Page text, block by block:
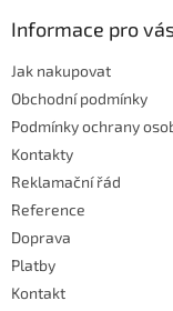
Informace pro
Jak nakupovat
Obchodní podmínky
Podmínky ochrany
Kontakty
Reklamační řád
Reference
Doprava
Platby
Kontakt